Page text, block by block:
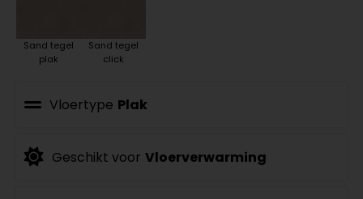
Sand tegel
plak
Sand tegel
click
Vloertype Plak
Geschikt voor Vloerverwarming